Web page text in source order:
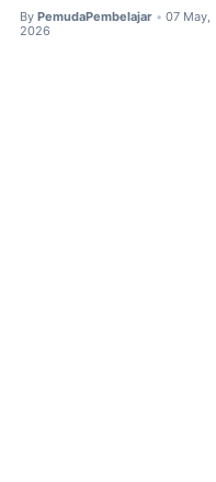
By PemudaPembelajar • 07 May,
2026